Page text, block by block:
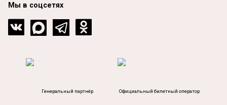
Мы в соцсетях
Генеральный партнёр Официальный билетный оператор